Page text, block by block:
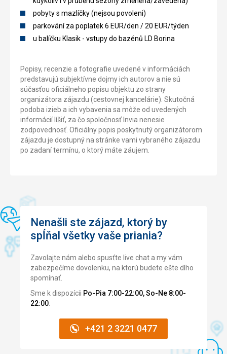
pobyty s mazlíčky (nejsou povoleni)
parkování za poplatek 6 EUR/den / 20 EUR/týden
u balíčku Klasik - vstupy do bazénů LD Borina
Popisy, recenzie a fotografie uvedené v informáciách
predstavujú subjektívne dojmy ich autorov a nie sú
súčasťou oficiálneho popisu objektu zo strany
organizátora zájazdu (cestovnej kancelárie). Skutočná
podoba izieb a ich vybavenia sa môže od uvedených
informácií líšiť, za čo spoločnosť Invia nenesie
zodpovednosť. Oficiálny popis poskytnutý organizátorom
zájazdu je dostupný na stránke vami vybraného zájazdu
po zadaní termínu, o ktorý máte záujem.
Nenašli ste zájazd, ktorý by
spĺňal všetky vaše priania?
Zavolajte nám alebo spusťte live chat a my vám
zabezpečíme dovolenku, na ktorú budete ešte dlho
spomínať.
Sme k dispozícii Po-Pia 7:00-22:00, So-Ne 8:00-
22:00.
+421 2 3221 0477